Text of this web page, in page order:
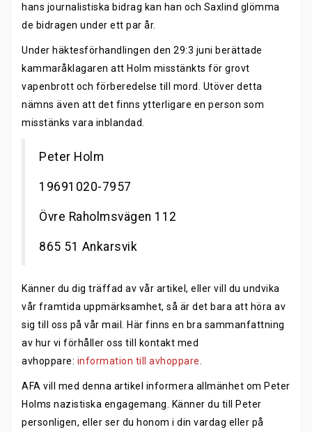
hans journalistiska bidrag kan han och Saxlind glömma
de bidragen under ett par år.
Under häktesförhandlingen den 29:3 juni berättade
kammaråklagaren att Holm misstänkts för grovt
vapenbrott och förberedelse till mord. Utöver detta
nämns även att det finns ytterligare en person som
misstänks vara inblandad.
Peter Holm
19691020-7957
Övre Raholmsvägen 112
865 51 Ankarsvik
Känner du dig träffad av vår artikel, eller vill du undvika
vår framtida uppmärksamhet, så är det bara att höra av
sig till oss på vår mail. Här finns en bra sammanfattning
av hur vi förhåller oss till kontakt med
avhoppare: information till avhoppare.
AFA vill med denna artikel informera allmänhet om Peter
Holms nazistiska engagemang. Känner du till Peter
personligen, eller ser du honom i din vardag eller på